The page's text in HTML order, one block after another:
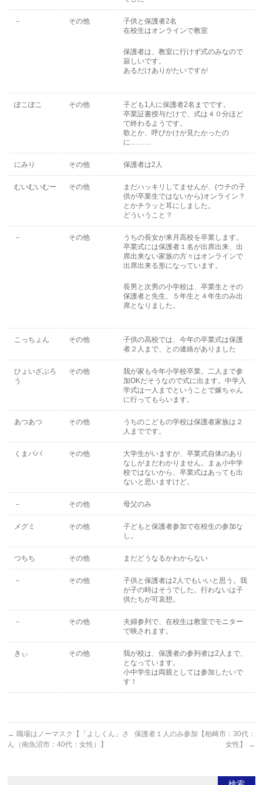
－ その他
子供と保護者2名
在校生はオンラインで教室
保護者は、教室に行けず式のみなので
寂しいです。
あるだけありがたいですが
ぽこぽこ その他
子ども1人に保護者2名までです。
卒業証書授与だけで、式は４０分ほど
で終わるようです。
歌とか、呼びかけが見たかったの
に………
にみり その他 保護者は2人
むいむいむー その他
まだハッキリしてませんが、(ウチの子
供が卒業生ではないから)オンライン？
とかチラッと耳にしました。
どういうこと？
－ その他
うちの長女が来月高校を卒業します。
卒業式には保護者１名が出席出来、出
席出来ない家族の方々はオンラインで
出席出来る形になっています。
長男と次男の小学校は、卒業生とその
保護者と先生、５年生と４年生のみ出
席となりました。
こっちょん その他
子供の高校では、今年の卒業式は保護
者２人まで、との連絡がありました
ひょいざぶろ
う
その他
我が家も今年小学校卒業。二人まで参
加OKだそうなので式に出ます。中学入
学式は一人までということで嫁ちゃん
に行ってもらいます。
あつあつ その他
うちのこどもの学校は保護者家族は２
人までです。
くまパパ その他
大学生がいますが、卒業式自体のあり
なしがまだわかりません。まぁ小中学
校ではないから、卒業式はあっても出
ないと思いますけど。
－ その他 母父のみ
メグミ その他
子どもと保護者参加で在校生の参加な
し。
つちち その他 まだどうなるかわからない
－ その他
子供と保護者は2人でもいいと思う。我
が子の時はそうでした。行わないは子
供たちが可哀想。
－ その他
夫婦参列で、在校生は教室でモニター
で映されます。
きぃ その他
我が校は、保護者の参列者は2人まで、
となっています。
小中学生は両親としては参加したいで
す！
← 職場はノーマスク【「よしくん」さ
ん（南魚沼市：40代：女性）】
保護者１人のみ参加【柏崎市：30代：
女性】
→